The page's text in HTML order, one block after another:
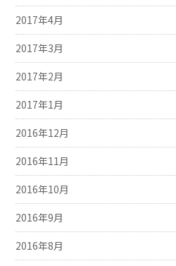
2017年4月
2017年3月
2017年2月
2017年1月
2016年12月
2016年11月
2016年10月
2016年9月
2016年8月